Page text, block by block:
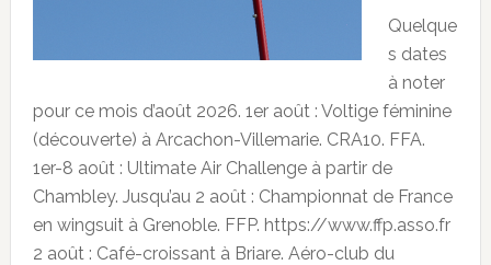
Quelque
s dates
à noter
pour ce mois d’août 2026. 1er août : Voltige féminine
(découverte) à Arcachon-Villemarie. CRA10. FFA.
1er-8 août : Ultimate Air Challenge à partir de
Chambley. Jusqu’au 2 août : Championnat de France
en wingsuit à Grenoble. FFP. https://www.ffp.asso.fr
2 août : Café-croissant à Briare. Aéro-club du